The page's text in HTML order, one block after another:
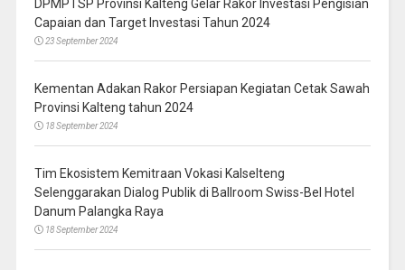
DPMPTSP Provinsi Kalteng Gelar Rakor Investasi Pengisian
Capaian dan Target Investasi Tahun 2024
23 September 2024
Kementan Adakan Rakor Persiapan Kegiatan Cetak Sawah
Provinsi Kalteng tahun 2024
18 September 2024
Tim Ekosistem Kemitraan Vokasi Kalselteng
Selenggarakan Dialog Publik di Ballroom Swiss-Bel Hotel
Danum Palangka Raya
18 September 2024